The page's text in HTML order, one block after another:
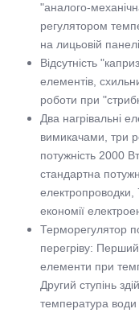
"аналого-
регулятором
на лицьовій панелі
Відсутність
елементів,
роботи при
Два нагрівальні
вимикачами, три
потужність 2000
стандартна
електропроводки,
економії
Терморегулятор
перегріву: Перший
елементи при
Другий ступінь
температура води